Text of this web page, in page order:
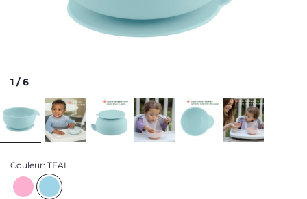
1 /6
Couleur: TEAL